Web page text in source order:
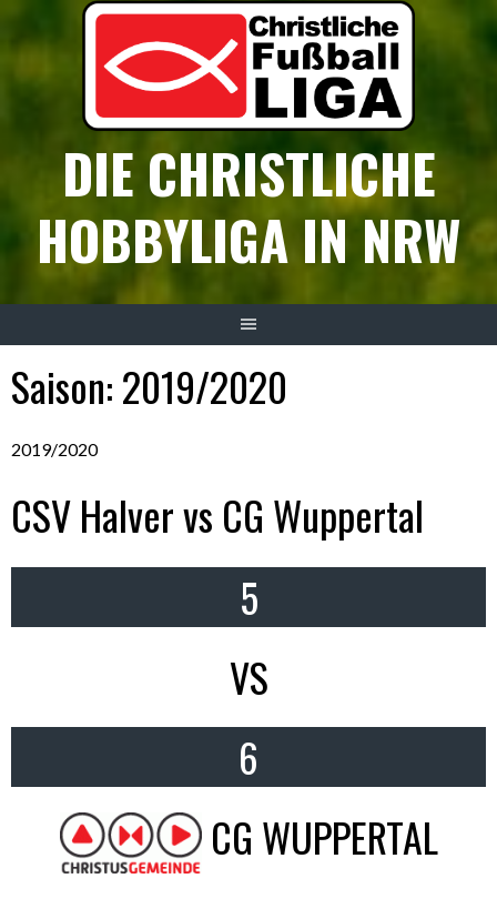
zum
DIE CHRISTLICHE
HOBBYLIGA IN NRW
Saison:2019/2020
2019/2020
CSV Halver vs CG Wuppertal
5
VS
6
CG WUPPERTAL